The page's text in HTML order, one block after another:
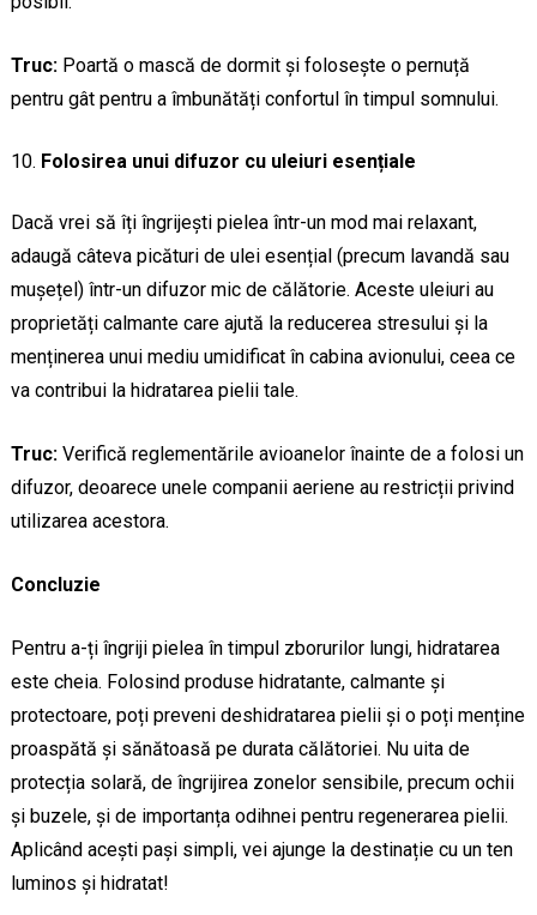
Truc:Poartă o mască de dormit și folosește o pernuță
pentru gât pentru a îmbunătăți confortul în timpul somnului.
Folosirea unui difuzor cu uleiuri esențiale
Dacă vrei să îți îngrijești pielea într-un mod mai relaxant,
adaugă câteva picături de ulei esențial (precum lavandă sau
mușețel) într-un difuzor mic de călătorie. Aceste uleiuri au
proprietăți calmante care ajută la reducerea stresului și la
menținerea unui mediu umidificat în cabina avionului, ceea ce
va contribui la hidratarea pielii tale.
Truc:Verifică reglementările avioanelor înainte de a folosi un
difuzor, deoarece unele companii aeriene au restricții privind
utilizarea acestora.
Concluzie
Pentru a-ți îngriji pielea în timpul zborurilor lungi, hidratarea
este cheia. Folosind produse hidratante, calmante și
protectoare, poți preveni deshidratarea pielii și o poți menține
proaspătă și sănătoasă pe durata călătoriei. Nu uita de
protecția solară, de îngrijirea zonelor sensibile, precum ochii
și buzele, și de importanța odihnei pentru regenerarea pielii.
Aplicând acești pași simpli, vei ajunge la destinație cu un ten
luminos și hidratat!